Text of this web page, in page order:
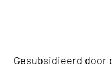
site
Gesubsidieerd